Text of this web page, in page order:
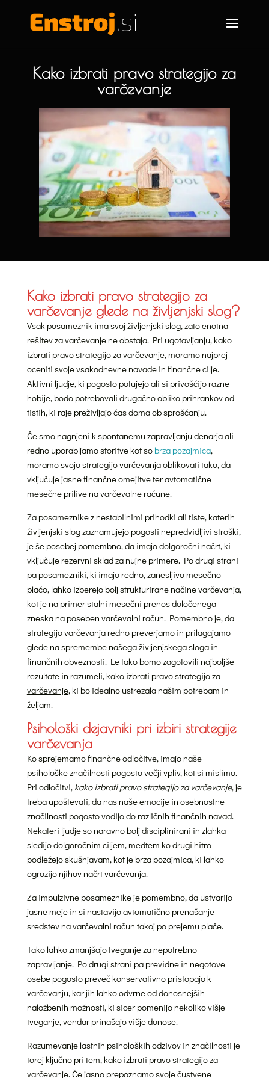
Kako izbrati pravo strategijo za
varčevanje
Kako izbrati pravo strategijo za
varčevanje glede na življenjski slog?
Vsak posameznik ima svoj življenjski slog, zato enotna
rešitev za varčevanje ne obstaja. Pri ugotavljanju, kako
izbrati pravo strategijo za varčevanje, moramo najprej
oceniti svoje vsakodnevne navade in finančne cilje.
Aktivni ljudje, ki pogosto potujejo ali si privoščijo razne
hobije, bodo potrebovali drugačno obliko prihrankov od
tistih, ki raje preživljajo čas doma ob sproščanju.
Če smo nagnjeni k spontanemu zapravljanju denarja ali
redno uporabljamo storitve kot so brza pozajmica,
moramo svojo strategijo varčevanja oblikovati tako, da
vključuje jasne finančne omejitve ter avtomatične
mesečne prilive na varčevalne račune.
Za posameznike z nestabilnimi prihodki ali tiste, katerih
življenjski slog zaznamujejo pogosti nepredvidljivi stroški,
je še posebej pomembno, da imajo dolgoročni načrt, ki
vključuje rezervni sklad za nujne primere. Po drugi strani
pa posamezniki, ki imajo redno, zanesljivo mesečno
plačo, lahko izberejo bolj strukturirane načine varčevanja,
kot je na primer stalni mesečni prenos določenega
zneska na poseben varčevalni račun. Pomembno je, da
strategijo varčevanja redno preverjamo in prilagajamo
glede na spremembe našega življenjskega sloga in
finančnih obveznosti. Le tako bomo zagotovili najboljše
rezultate in razumeli, kako izbrati pravo strategijo za
varčevanje, ki bo idealno ustrezala našim potrebam in
željam.
Psihološki dejavniki pri izbiri strategije
varčevanja
Ko sprejemamo finančne odločitve, imajo naše
psihološke značilnosti pogosto večji vpliv, kot si mislimo.
Pri odločitvi, kako izbrati pravo strategijo za varčevanje, je
treba upoštevati, da nas naše emocije in osebnostne
značilnosti pogosto vodijo do različnih finančnih navad.
Nekateri ljudje so naravno bolj disciplinirani in zlahka
sledijo dolgoročnim ciljem, medtem ko drugi hitro
podležejo skušnjavam, kot je brza pozajmica, ki lahko
ogrozijo njihov načrt varčevanja.
Za impulzivne posameznike je pomembno, da ustvarijo
jasne meje in si nastavijo avtomatično prenašanje
sredstev na varčevalni račun takoj po prejemu plače.
Tako lahko zmanjšajo tveganje za nepotrebno
zapravljanje. Po drugi strani pa previdne in negotove
osebe pogosto preveč konservativno pristopajo k
varčevanju, kar jih lahko odvrne od donosnejših
naložbenih možnosti, ki sicer pomenijo nekoliko višje
tveganje, vendar prinašajo višje donose.
Razumevanje lastnih psiholoških odzivov in značilnosti je
torej ključno pri tem, kako izbrati pravo strategijo za
varčevanje. Če jasno prepoznamo svoje čustvene